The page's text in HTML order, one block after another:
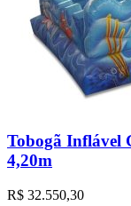
Tobogã Inflável
4,20m
R$ 32.550,30